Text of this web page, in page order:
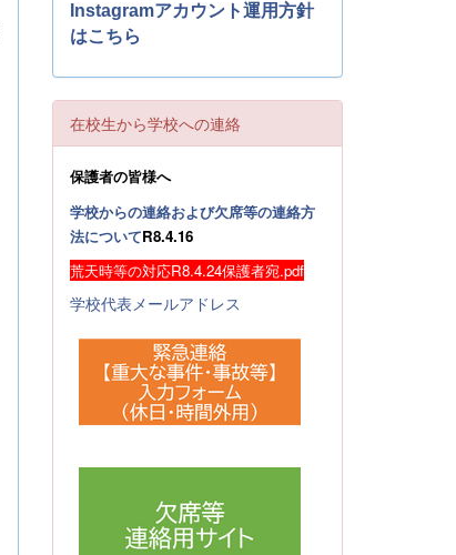
Instagramアカウント運用方針
はこちら
在校生から学校への連絡
保護者の皆様へ
学校からの連絡および欠席等の連絡方
法についてR8.4.16
荒天時等の対応R8.4.24保護者宛.pdf
学校代表メールアドレス